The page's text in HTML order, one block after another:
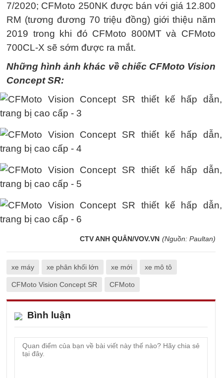
7/2020; CFMoto 250NK được bán với giá 12.800
RM (tương đương 70 triệu đồng) giới thiệu năm
2019 trong khi đó CFMoto 800MT và CFMoto
700CL-X sẽ sớm được ra mắt.
Những hình ảnh khác về chiếc CFMoto Vision
Concept SR:
CTV ANH QUÂN/VOV.VN (Nguồn: Paultan)
xe máy xe phân khối lớn xe mới xe mô tô
CFMoto Vision Concept SR CFMoto
Bình luận